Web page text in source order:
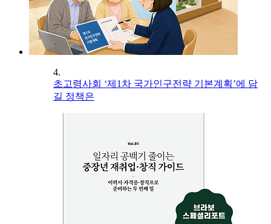
4.
초고령사회 ‘제1차 국가인구전략 기본계획’에 담
길 정책은